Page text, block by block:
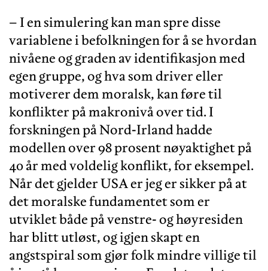
– I en simulering kan man spre disse
variablene i befolkningen for å se hvordan
nivåene og graden av identifikasjon med
egen gruppe, og hva som driver eller
motiverer dem moralsk, kan føre til
konflikter på makronivå over tid. I
forskningen på Nord-Irland hadde
modellen over 98 prosent nøyaktighet på
40 år med voldelig konflikt, for eksempel.
Når det gjelder USA er jeg er sikker på at
det moralske fundamentet som er
utviklet både på venstre- og høyresiden
har blitt utløst, og igjen skapt en
angstspiral som gjør folk mindre villige til